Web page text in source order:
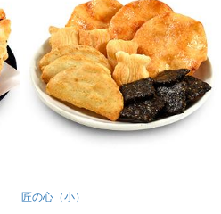
匠の心（小）